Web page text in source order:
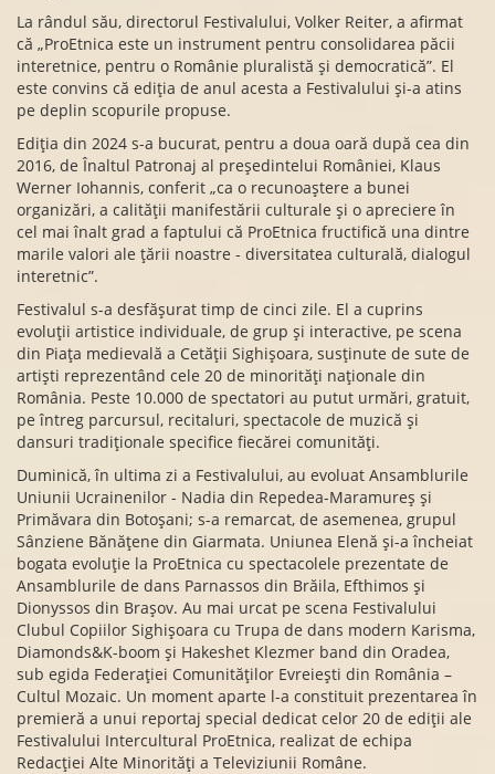
La rândul său, directorul Festivalului, Volker Reiter, a afirmat
că „ProEtnica este un instrument pentru consolidarea păcii
interetnice, pentru o Românie pluralistă și democratică”. El
este convins că ediția de anul acesta a Festivalului și-a atins
pe deplin scopurile propuse.
Ediția din 2024 s-a bucurat, pentru a doua oară după cea din
2016, de Înaltul Patronaj al președintelui României, Klaus
Werner Iohannis, conferit „ca o recunoaștere a bunei
organizări, a calității manifestării culturale și o apreciere în
cel mai înalt grad a faptului că ProEtnica fructifică una dintre
marile valori ale țării noastre - diversitatea culturală, dialogul
interetnic”.
Festivalul s-a desfășurat timp de cinci zile. El a cuprins
evoluții artistice individuale, de grup și interactive, pe scena
din Piața medievală a Cetății Sighișoara, susținute de sute de
artiști reprezentând cele 20 de minorități naționale din
România. Peste 10.000 de spectatori au putut urmări, gratuit,
pe întreg parcursul, recitaluri, spectacole de muzică și
dansuri tradiționale specifice fiecărei comunități.
Duminică, în ultima zi a Festivalului, au evoluat Ansamblurile
Uniunii Ucrainenilor - Nadia din Repedea-Maramureș și
Primăvara din Botoșani; s-a remarcat, de asemenea, grupul
Sânziene Bănățene din Giarmata. Uniunea Elenă și-a încheiat
bogata evoluție la ProEtnica cu spectacolele prezentate de
Ansamblurile de dans Parnassos din Brăila, Efthimos și
Dionyssos din Brașov. Au mai urcat pe scena Festivalului
Clubul Copiilor Sighișoara cu Trupa de dans modern Karisma,
Diamonds&K-boom și Hakeshet Klezmer band din Oradea,
sub egida Federației Comunităților Evreiești din România –
Cultul Mozaic. Un moment aparte l-a constituit prezentarea în
premieră a unui reportaj special dedicat celor 20 de ediții ale
Festivalului Intercultural ProEtnica, realizat de echipa
Redacției Alte Minorități a Televiziunii Române.